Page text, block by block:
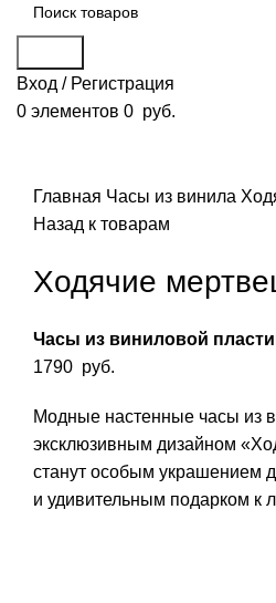
Вход / Регистрация
0 элементов 0 руб.
Главная Часы из винила
Назад к товарам
Ходячие
Часы из виниловой
1790 руб.
Модные настенные часы из
эксклюзивным дизайном
станут особым украшением
и удивительным подарком к